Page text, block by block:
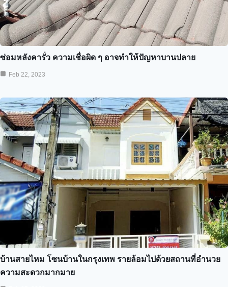
ซ่อมหลังคารั่ว ความเชื่อผิด ๆ อาจทำให้ปัญหาบานปลาย
Feb 22, 2023
บ้านสายไหม โซนบ้านในกรุงเทพ รายล้อมไปด้วยสถานที่อำนวย
ความสะดวกมากมาย